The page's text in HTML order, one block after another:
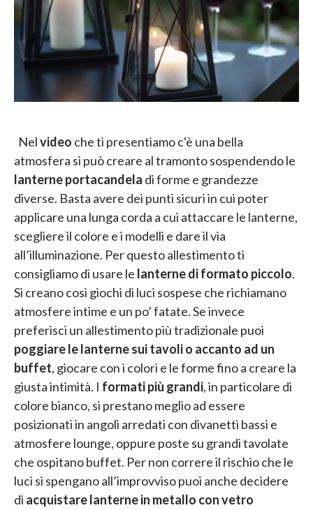
Nelvideo che ti presentiamo c'è una bella
atmosfera si può creare al tramonto sospendendo le
lanterne portacandela di forme e grandezze
diverse. Basta avere dei punti sicuri in cui poter
applicare una lunga corda a cui attaccare le lanterne,
scegliere il colore e i modelli e dare il via
all’illuminazione. Per questo allestimento ti
consigliamo di usare le lanterne di formato piccolo.
Si creano così giochi di luci sospese che richiamano
atmosfere intime e un po’ fatate. Se invece
preferisci un allestimento più tradizionale puoi
poggiare le lanterne sui tavoli o accanto ad un
buffet, giocare con i colori e le forme fino a creare la
giusta intimità. I formati più grandi, in particolare di
colore bianco, si prestano meglio ad essere
posizionati in angoli arredati con divanetti bassi e
atmosfere lounge, oppure poste su grandi tavolate
che ospitano buffet. Per non correre il rischio che le
luci si spengano all’improvviso puoi anche decidere
di acquistare lanterne in metallo con vetro